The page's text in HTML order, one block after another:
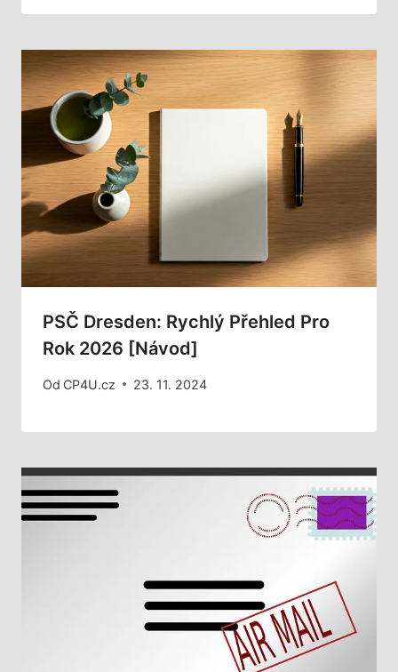
PSČ Dresden: Rychlý Přehled Pro
Rok 2026 [Návod]
Od CP4U.cz 23. 11. 2024